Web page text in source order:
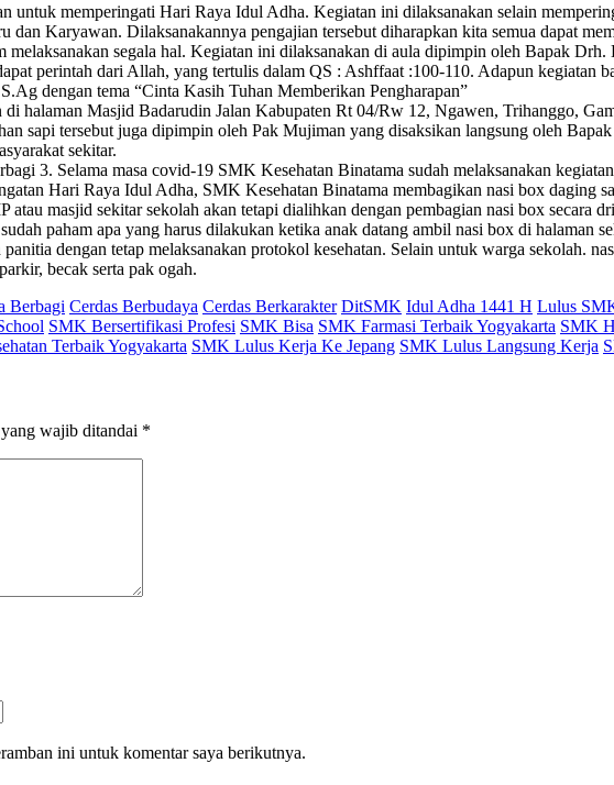
untuk memperingati Hari Raya Idul Adha. Kegiatan ini dilaksanakan selain
dan Karyawan. Dilaksanakannya pengajian tersebut diharapkan kita semua dapat
segala hal. Kegiatan ini dilaksanakan di aula dipimpin oleh Bapak
perintah dari Allah, yang tertulis dalam QS : Ashffaat :100-110. Adapun kegiatan
dengan tema “Cinta Kasih Tuhan Memberikan Pengharapan”
halaman Masjid Badarudin Jalan Kabupaten Rt 04/Rw 12, Ngawen, Trihanggo,
sapi tersebut juga dipimpin oleh Pak Mujiman yang disaksikan langsung oleh
sekitar.
3. Selama masa covid-19 SMK Kesehatan Binatama sudah melaksanakan
Hari Raya Idul Adha, SMK Kesehatan Binatama membagikan nasi box daging
masjid sekitar sekolah akan tetapi dialihkan dengan pembagian nasi box secara
paham apa yang harus dilakukan ketika anak datang ambil nasi box di
dengan tetap melaksanakan protokol kesehatan. Selain untuk warga sekolah.
becak serta pak ogah.
Berbagi Cerdas Berbudaya Cerdas Berkarakter DitSMK Idul Adha 1441 H Lulus
SMK Bersertifikasi Profesi SMK Bisa SMK Farmasi Terbaik Yogyakarta SMK
Terbaik Yogyakarta SMK Lulus Kerja Ke Jepang SMK Lulus Langsung Kerja
wajib ditandai *
ini untuk komentar saya berikutnya.